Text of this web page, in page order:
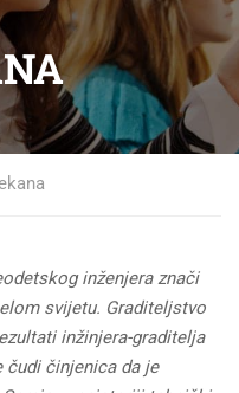
inženjera znači
svijetu. Graditeljstvo
inžinjera-graditelja
čudi činjenica da je